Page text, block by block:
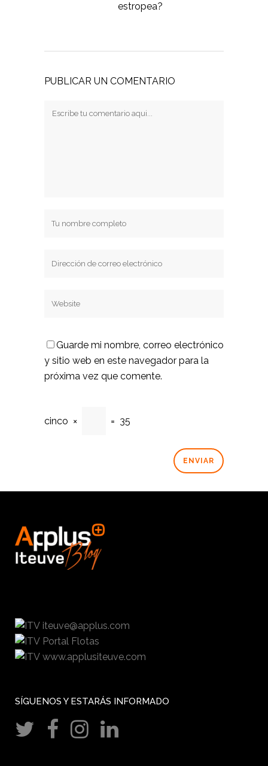
estropea?
PUBLICAR UN COMENTARIO
Guarde mi nombre, correo electrónico
y sitio web en este navegador para la
próxima vez que comente.
cinco × = 35
iteuve@applus.com
Portal Flotas
www.applusiteuve.com
SÍGUENOS Y ESTARÁS INFORMADO